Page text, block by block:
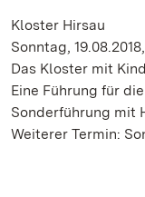
Kloster Hirsau
Sonntag,
Das Kloster mit
Eine Führung für
Sonderführung mit
Weiterer Termin: